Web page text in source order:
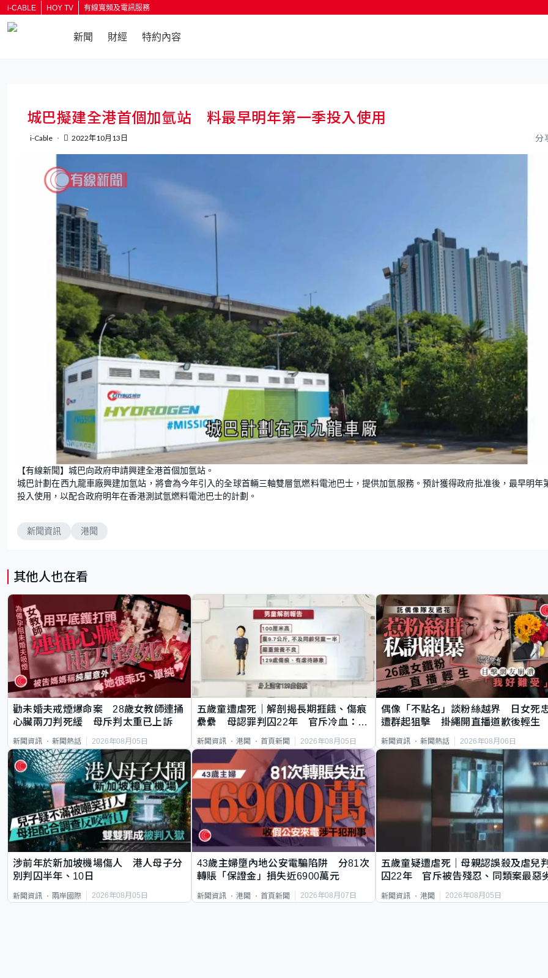
i-CABLE HOY TV 有線寬頻及電訊服務
新聞 財經 特約內容
城巴擬建全港首個加氫站 料最早明年第一季投入使用
i-Cable 2022年10月13日 分
n
m
u
t
e
o
e
d
【有線新聞】城巴向政府申請興建全港首個加氫站。
城巴計劃在西九龍車廠興建加氫站，將會為今年引入的全球首輛三軸雙層氫燃料電池巴士，提供加氫服務。預計獲得政府批准後，最早明年
投入使用，以配合政府明年在香港測試氫燃料電池巴士的計劃。
新聞資訊 港聞
其他人也在看
勸未婚夫戒煙爆命案 28歲女教師連捅
心臟兩刀判死緩 母斥判太重已上訴
新聞資訊 新聞熱話 2026年08月05日
五歲童遭虐死｜解剖揭長期捱餓、傷痕
纍纍 母認罪判囚22年 官斥冷血：同
類案最惡劣
新聞資訊 港聞 首頁新聞 2026年08月05日
偶像「不點名」談粉絲越界 日女死
遭群起狙擊 掛繩開直播道歉後輕生
新聞資訊 新聞熱話 2026年08月06日
涉前年於新加坡機場傷人 港人母子分
別判囚半年、10日
新聞資訊 兩岸國際 2026年08月05日
43歲主婦墮內地公安電騙陷阱 分81次
轉賬「保證金」損失近6900萬元
新聞資訊 港聞 首頁新聞 2026年08月07日
五歲童疑遭虐死｜母親認誤殺及虐兒
囚22年 官斥被告殘忍、同類案最惡
新聞資訊 港聞 2026年08月05日